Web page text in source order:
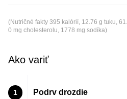
(Nutričné fakty 395 kalórií, 12.76 g tuku,
0 mg cholesterolu, 1778 mg sodíka)
Ako variť
1
Podrv drozdie